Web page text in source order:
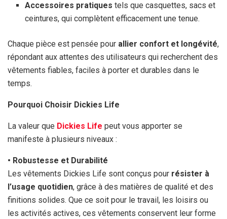
Accessoires pratiques tels que casquettes, sacs et
ceintures, qui complètent efficacement une tenue.
Chaque pièce est pensée pour allier confort et longévité,
répondant aux attentes des utilisateurs qui recherchent des
vêtements fiables, faciles à porter et durables dans le
temps.
Pourquoi Choisir Dickies Life
La valeur que Dickies Life peut vous apporter se
manifeste à plusieurs niveaux :
• Robustesse et Durabilité
Les vêtements Dickies Life sont conçus pour résister à
l’usage quotidien, grâce à des matières de qualité et des
finitions solides. Que ce soit pour le travail, les loisirs ou
les activités actives, ces vêtements conservent leur forme